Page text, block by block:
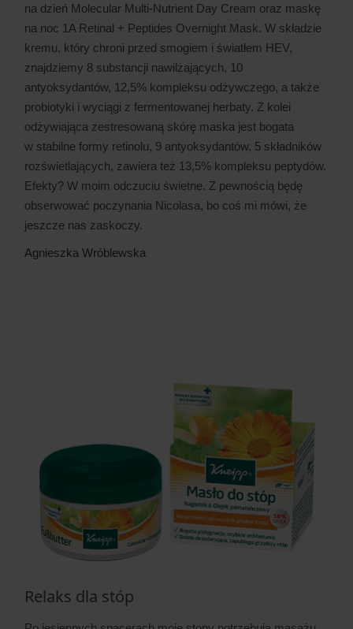
na dzień Molecular Multi-Nutrient Day Cream oraz maskę
na noc 1A Retinal + Peptides Overnight Mask. W składzie
kremu, który chroni przed smogiem i światłem HEV,
znajdziemy 8 substancji nawilżających, 10
antyoksydantów, 12,5% kompleksu odżywczego, a także
probiotyki i wyciągi z fermentowanej herbaty. Z kolei
odżywiająca zestresowaną skórę maska jest bogata
w stabilne formy retinolu, 9 antyoksydantów, 5 składników
rozświetlających, zawiera też 13,5% kompleksu peptydów.
Efekty? W moim odczuciu świetne. Z pewnością będę
obserwować poczynania Nicolasa, bo coś mi mówi, że
jeszcze nas zaskoczy.
Agnieszka Wróblewska
Relaks dla stóp